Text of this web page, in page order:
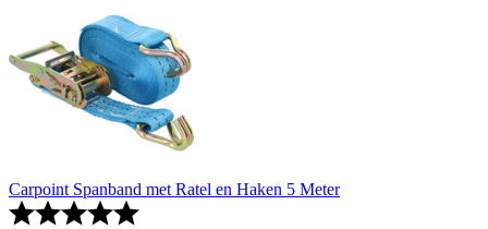
Carpoint Spanband met Ratel en Haken 5 Meter